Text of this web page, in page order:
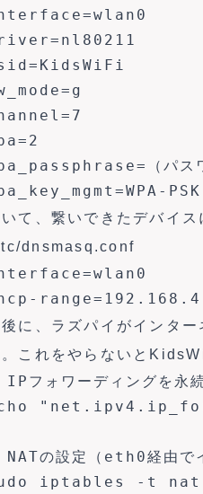
（パス
PSK
て、繋いできたデバイ
dnsmasq.conf
に、ラズパイがインタ
これをやらないと
フォワーディングを永
の設定（eth0経由で
iptables -t nat -A